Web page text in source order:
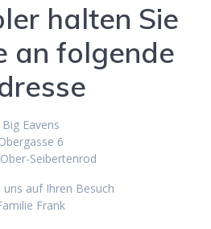
halten Sie
an folgende
Big Eavens
6
Seibertenrod
uns auf Ihren Besuch
Frank